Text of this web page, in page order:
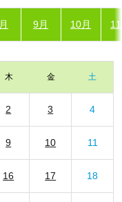
9月 10月
木 金 土
2 3 4
9 10 11
16 17 18